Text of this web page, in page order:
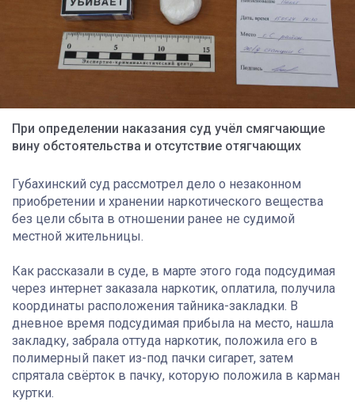
При определении наказания суд учёл смягчающие
вину обстоятельства и отсутствие отягчающих
Губахинский суд рассмотрел дело о незаконном
приобретении и хранении наркотического вещества
без цели сбыта в отношении ранее не судимой
местной жительницы.
Как рассказали в суде, в марте этого года подсудимая
через интернет заказала наркотик, оплатила, получила
координаты расположения тайника-закладки. В
дневное время подсудимая прибыла на место, нашла
закладку, забрала оттуда наркотик, положила его в
полимерный пакет из-под пачки сигарет, затем
спрятала свёрток в пачку, которую положила в карман
куртки.